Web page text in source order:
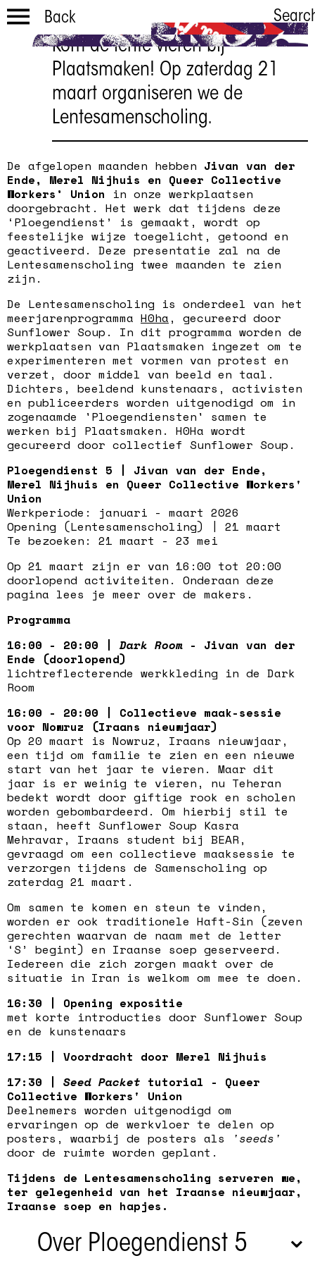
Back
Lentesamens
choling
21 maart
Kom de lente vieren bij
Plaatsmaken! Op zaterdag 21
maart organiseren we de
Lentesamenscholing.
De afgelopen maanden hebben Jivan van der
Ende, Merel Nijhuis en Queer Collective
Workers’ Union in onze werkplaatsen
doorgebracht. Het werk dat tijdens deze
‘Ploegendienst’ is gemaakt, wordt op
feestelijke wijze toegelicht, getoond en
geactiveerd. Deze presentatie zal na de
Lentesamenscholing twee maanden te zien
zijn.
De Lentesamenscholing is onderdeel van het
meerjarenprogramma H0ha , gecureerd door
Sunflower Soup. In dit programma worden de
werkplaatsen van Plaatsmaken ingezet om te
experimenteren met vormen van protest en
verzet, door middel van beeld en taal.
Dichters, beeldend kunstenaars, activisten
en publiceerders worden uitgenodigd om in
zogenaamde 'Ploegendiensten' samen te
werken bij Plaatsmaken. H0Ha wordt
gecureerd door collectief Sunflower Soup.
Ploegendienst 5 | Jivan van der Ende,
Merel Nijhuis en Queer Collective Workers'
Union
Werkperiode: januari - maart 2026
Opening (Lentesamenscholing) | 21 maart
Te bezoeken: 21 maart - 23 mei
Op 21 maart zijn er van 16:00 tot 20:00
doorlopend activiteiten. Onderaan deze
pagina lees je meer over de makers.
Programma
16:00 - 20:00 | Dark Room - Jivan van der
Ende (doorlopend)
lichtreflecterende werkkleding in de Dark
Room
16:00 - 20:00 | Collectieve maak-sessie
voor Nowruz (Iraans nieuwjaar)
Op 20 maart is Nowruz, Iraans nieuwjaar,
een tijd om familie te zien en een nieuwe
start van het jaar te vieren. Maar dit
jaar is er weinig te vieren, nu Teheran
bedekt wordt door giftige rook en scholen
worden gebombardeerd. Om hierbij stil te
staan, heeft Sunflower Soup Kasra
Mehravar, Iraans student bij BEAR,
gevraagd om een collectieve maaksessie te
verzorgen tijdens de Samenscholing op
zaterdag 21 maart.
Om samen te komen en steun te vinden,
worden er ook traditionele Haft-Sin (zeven
gerechten waarvan de naam met de letter
‘S’ begint) en Iraanse soep geserveerd.
Iedereen die zich zorgen maakt over de
situatie in Iran is welkom om mee te doen.
16:30 | Opening expositie
met korte introducties door Sunflower Soup
en de kunstenaars
17:15 | Voordracht door Merel Nijhuis
17:30 | Seed Packet tutorial - Queer
Collective Workers' Union
Deelnemers worden uitgenodigd om
ervaringen op de werkvloer te delen op
posters, waarbij de posters als
'seeds'
door de ruimte worden geplant.
Tijdens de Lentesamenscholing serveren we,
ter gelegenheid van het Iraanse nieuwjaar,
Iraanse soep en hapjes.
Over Ploegendienst 5